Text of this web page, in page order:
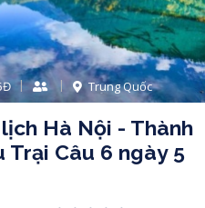
Trung Quốc
Hà Nội - Thành
Trại Câu 6 ngày 5